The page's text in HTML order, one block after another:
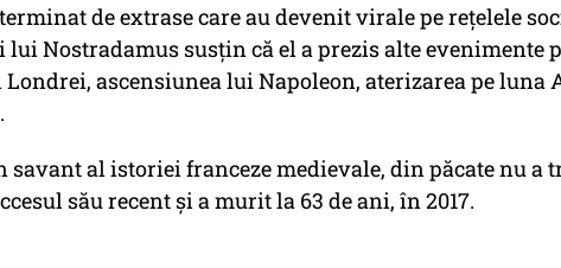
de extrase care au devenit virale pe rețelele
Nostradamus susțin că el a prezis alte evenimente
ascensiunea lui Napoleon, aterizarea pe luna
savant al istoriei franceze medievale, din păcate nu a
său recent și a murit la 63 de ani, în 2017.